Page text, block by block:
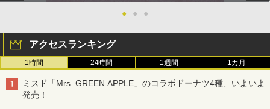
● ● ●
アクセスランキング
1時間 24時間 1週間 1カ月
ミスド「Mrs. GREEN APPLE」のコラボドーナツ4種、いよいよ
発売！